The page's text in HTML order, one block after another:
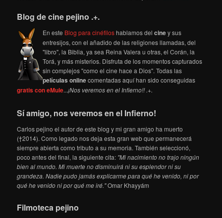
Blog de cine pejino .+.
En este Blog para cinéfiloshablamos delciney sus
entresijos, con el añadido de las religiones llamadas, del
"libro", la Biblia, ya sea Reina Valera u otras, el Corán, la
Torá, y más misterios. Disfruta de los momentos capturados
sin complejos "como el cine hace a Dios". Todas las
películas onlinecomentadas aquí han sido conseguidas
gratis con eMule...¡Nos veremos en el Infierno!! .+.
Sí amigo, nos veremos en el Infierno!
Carlos pejino el autor de este blog y mi gran amigo ha muerto
(†2014). Como legado nos deja esta gran web que permanecerá
siempre abierta como tributo a su memoria. También seleccionó,
poco antes del final, la siguiente cita: "Mi nacimiento no trajo ningún
bien al mundo. Mi muerte no disminuirá ni su esplendor ni su
grandeza. Nadie pudo jamás explicarme para qué he venido, ni por
qué he venido ni por qué me iré."Omar Khayyám
Filmoteca pejino